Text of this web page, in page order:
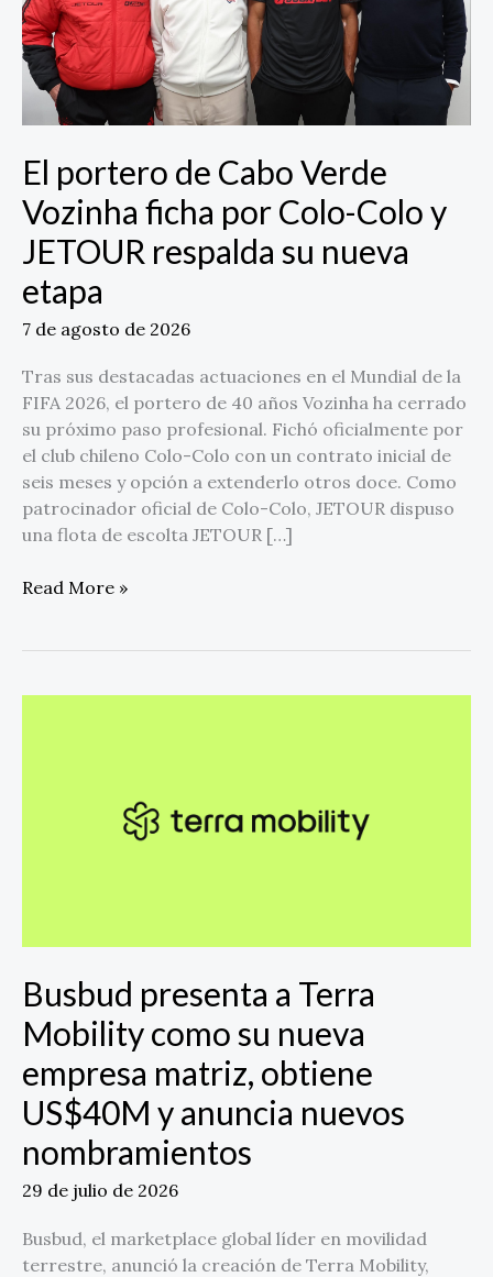
El portero de Cabo Verde
Vozinha ficha por Colo-Colo y
JETOUR respalda su nueva
etapa
7 de agosto de 2026
Tras sus destacadas actuaciones en el Mundial de la
FIFA 2026, el portero de 40 años Vozinha ha cerrado
su próximo paso profesional. Fichó oficialmente por
el club chileno Colo-Colo con un contrato inicial de
seis meses y opción a extenderlo otros doce. Como
patrocinador oficial de Colo-Colo, JETOUR dispuso
una flota de escolta JETOUR […]
por
Colo-
Colo
JETOUR
respalda
su
nueva
Read More »
Busbud presenta a Terra
Mobility como su nueva
empresa matriz, obtiene
US$40M y anuncia nuevos
nombramientos
29 de julio de 2026
Busbud, el marketplace global líder en movilidad
terrestre, anunció la creación de Terra Mobility,
matriz,
US$40M
y
anuncia
nuevos
nombramientos